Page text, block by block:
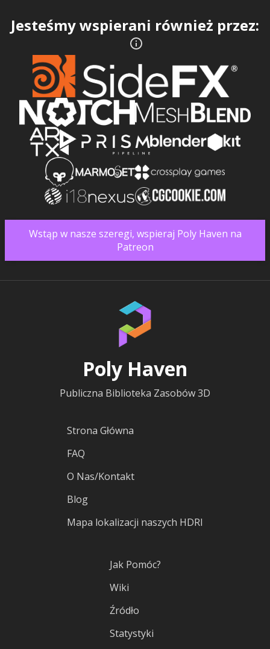
Jesteśmy wspierani również przez:
Wstąp w nasze szeregi, wspieraj Poly Haven na
Patreon
Poly Haven
Publiczna Biblioteka Zasobów 3D
Strona Główna
FAQ
O Nas/Kontakt
Blog
Mapa lokalizacji naszych HDRI
Jak Pomóc?
Wiki
Źródło
Statystyki